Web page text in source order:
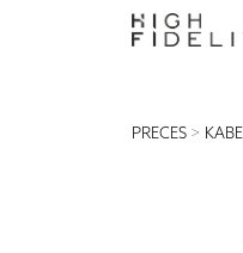
PRECES >